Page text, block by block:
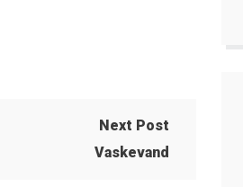
Next Post
Vaskevand